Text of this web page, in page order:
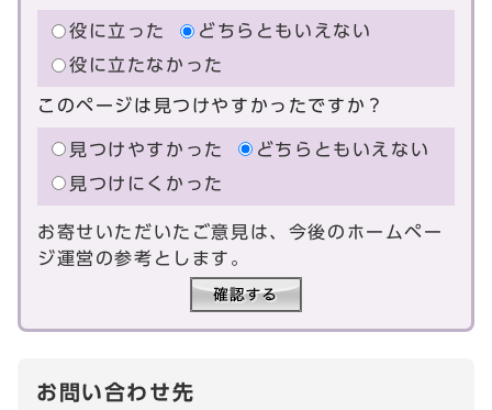
役に立った
どちらともいえない
役に立たなかった
このページは見つけやすかったですか？
見つけやすかった
どちらともいえない
見つけにくかった
お寄せいただいたご意見は、今後のホームペー
ジ運営の参考とします。
お問い合わせ先